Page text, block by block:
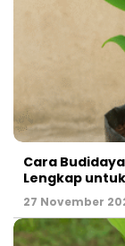
Cara
Lengkap
27 November